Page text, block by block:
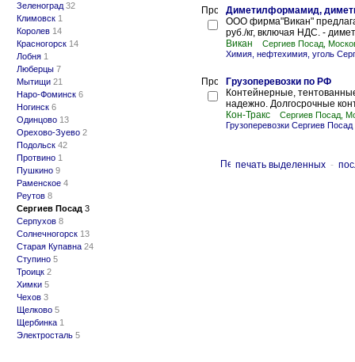
Зеленоград 32
Климовск 1
Королев 14
Красногорск 14
Лобня 1
Люберцы 7
Мытищи 21
Наро-Фоминск 6
Ногинск 6
Одинцово 13
Орехово-Зуево 2
Подольск 42
Протвино 1
Пушкино 9
Раменское 4
Реутов 8
Сергиев Посад 3
Серпухов 8
Солнечногорск 13
Старая Купавна 24
Ступино 5
Троицк 2
Химки 5
Чехов 3
Щелково 5
Щербинка 1
Электросталь 5
Диметилформамид,
ООО фирма"Викан"
руб./кг, включая НДС. -
Викан
Сергиев Посад,
Химия, нефтехимия, уголь
Грузоперевозки по РФ
Контейнерные,
надежно. Долгосрочные
Кон-Тракс
Сергиев Посад,
Грузоперевозки Сергиев Посад
печать выделенных -